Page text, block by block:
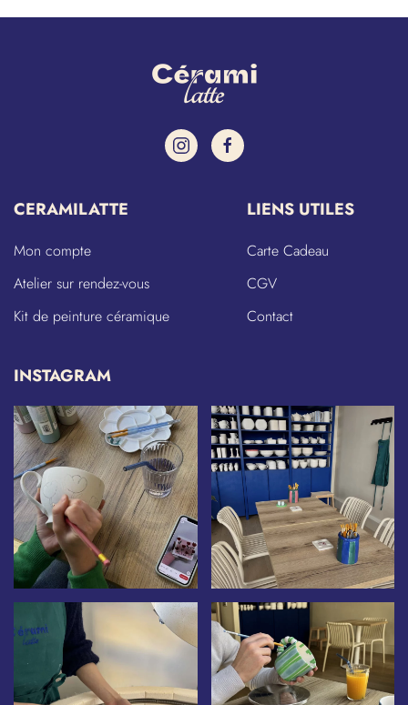
CERAMILATTE
Mon compte
Atelier sur rendez-vous
Kit de peinture céramique
LIENS UTILES
Carte Cadeau
CGV
Contact
INSTAGRAM